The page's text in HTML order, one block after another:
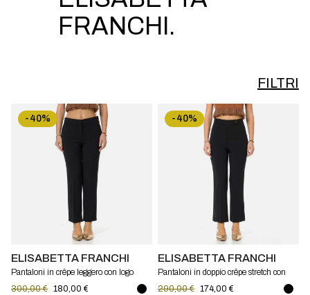
FRANCHI.
FILTRI
-40%
ELISABETTA FRANCHI
Pantaloni in crêpe leggero con logo
charm Elisabetta Franchi
300,00 € 180,00 €
-40%
ELISABETTA FRANCHI
Pantaloni in doppio crêpe stretch con
logo charm Elisabetta Franchi
290,00 € 174,00 €